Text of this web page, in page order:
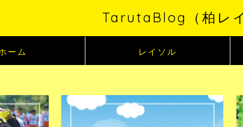
TarutaBlog（柏レ
ーム レイソル